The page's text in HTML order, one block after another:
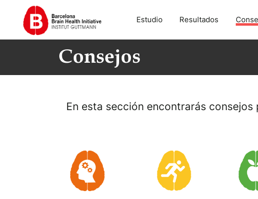
Estudio Resultados
Consejos
En esta sección encontrarás